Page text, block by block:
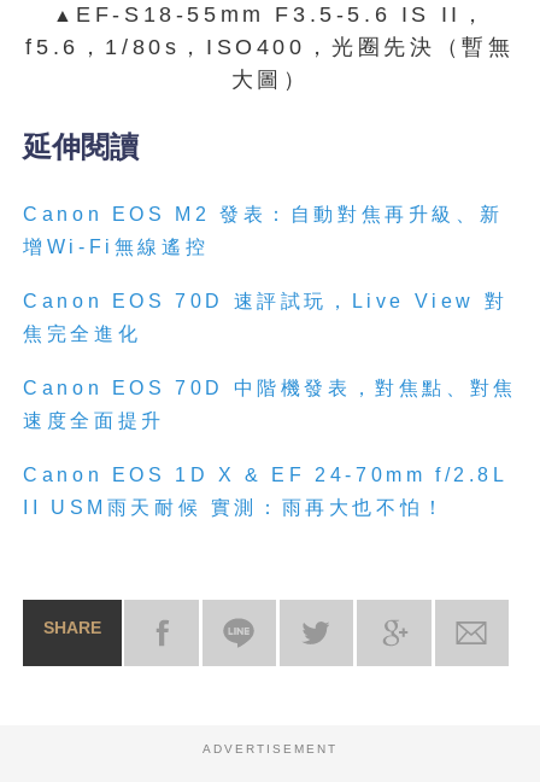
▲ EF-S18-55mm F3.5-5.6 IS II，
f5.6，1/80s，ISO400，光圈先決（暫無
大圖）
延伸閱讀
Canon EOS M2 發表：自動對焦再升級、新
增Wi-Fi無線遙控
Canon EOS 70D 速評試玩，Live View 對
焦完全進化
Canon EOS 70D 中階機發表，對焦點、對焦
速度全面提升
Canon EOS 1D X & EF 24-70mm f/2.8L
II USM雨天耐候 實測：雨再大也不怕！
SHARE
ADVERTISEMENT